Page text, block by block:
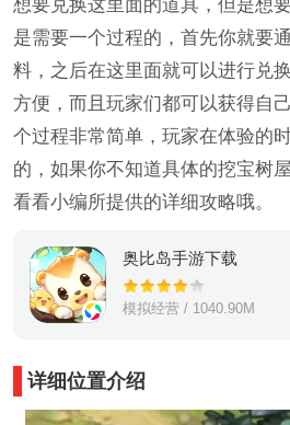
想要兑换这里面的道具，但是想
是需要一个过程的，首先你就要
料，之后在这里面就可以进行兑
方便，而且玩家们都可以获得自
个过程非常简单，玩家在体验的
的，如果你不知道具体的挖宝树
看看小编所提供的详细攻略哦。
奥比岛手游下载
模拟经营 / 1040.90M
详细位置介绍